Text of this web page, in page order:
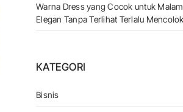
Warna Dress yang Cocok untuk
Elegan Tanpa Terlihat Terlalu Mencolok
KATEGORI
Bisnis